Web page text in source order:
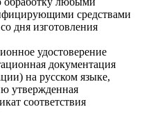
средствами
дня изготовления
удостоверение
документация
на русском языке,
утвержденная
соответствия